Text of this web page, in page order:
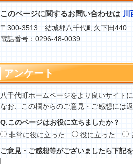
このページに関するお問い合わせは 川
〒300-3513 結城郡八千代町久下田440
電話番号：0296-48-0039
アンケート
八千代町ホームページをより良いサイト
なお、この欄からのご意見・ご感想には
Q.このページはお役に立ちましたか？
非常に役に立った
役に立った
ご意見・ご感想等がございましたら下記